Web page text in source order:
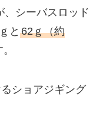
、シーバスロッド
と 62ｇ（約
ショアジギング